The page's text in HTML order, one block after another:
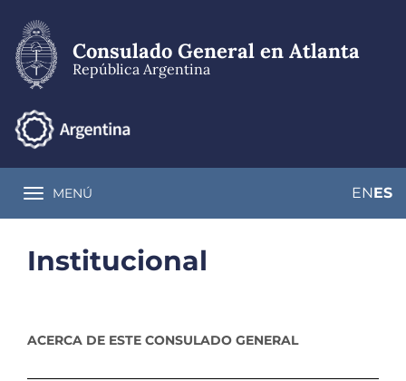
contenido
principal
Consulado General en Atlanta
República Argentina
Toggle navigation
MENÚ ENES
Institucional
ACERCA DE ESTE CONSULADO GENERAL